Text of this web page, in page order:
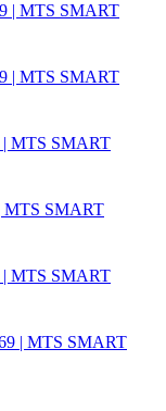
MTS SMART
MTS SMART
MTS SMART
SMART
MTS SMART
| MTS SMART